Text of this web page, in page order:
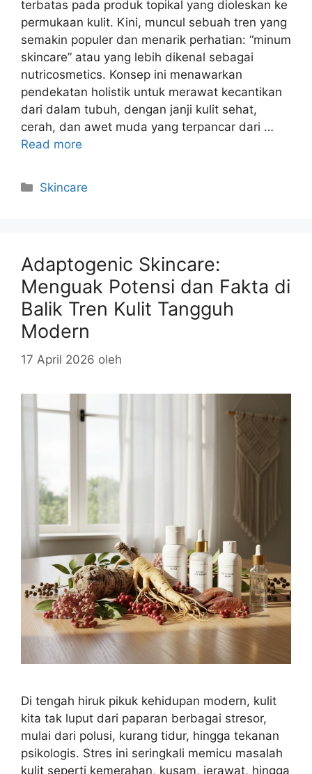
terbatas pada produk topikal yang dioleskan ke
permukaan kulit. Kini, muncul sebuah tren yang
semakin populer dan menarik perhatian: “minum
skincare” atau yang lebih dikenal sebagai
nutricosmetics. Konsep ini menawarkan
pendekatan holistik untuk merawat kecantikan
dari dalam tubuh, dengan janji kulit sehat,
cerah, dan awet muda yang terpancar dari …
Read more
Kategori
Skincare
Adaptogenic Skincare:
Menguak Potensi dan Fakta di
Balik Tren Kulit Tangguh
Modern
17 April 2026 oleh
Di tengah hiruk pikuk kehidupan modern, kulit
kita tak luput dari paparan berbagai stresor,
mulai dari polusi, kurang tidur, hingga tekanan
psikologis. Stres ini seringkali memicu masalah
kulit seperti kemerahan, kusam, jerawat, hingga